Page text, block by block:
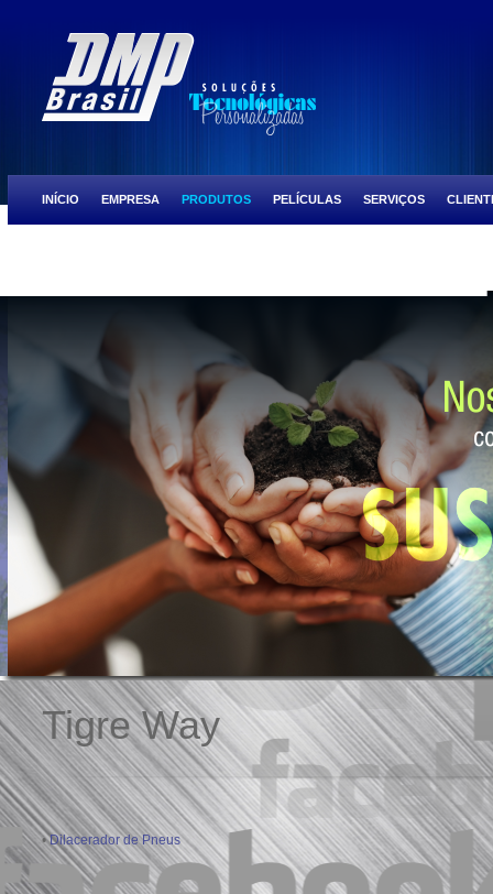
INÍCIO EMPRESA PRODUTOS PELÍCULAS SERVIÇOS
Tigre Way
•Dilacerador de Pneus